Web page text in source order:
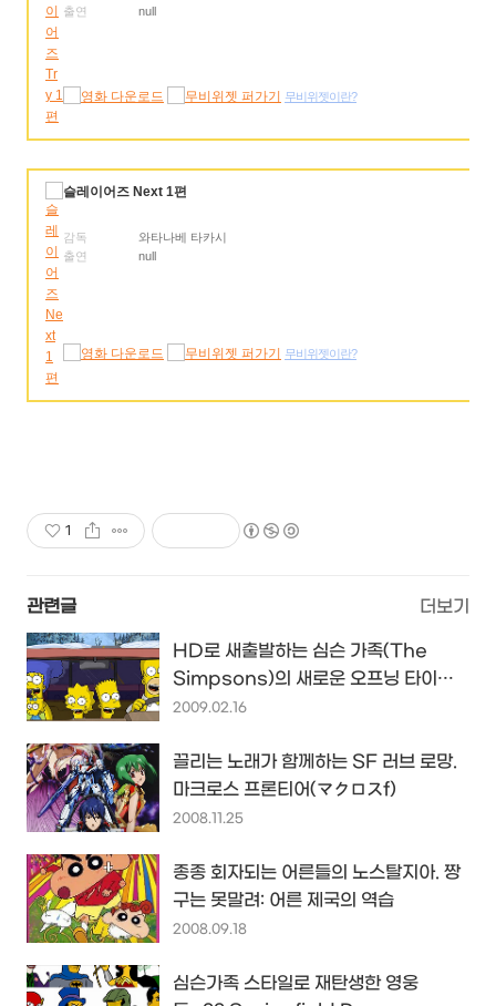
출연
null
무비위젯이란?
슬레이어즈 Next 1편
감독
와타나베 타카시
출연
null
무비위젯이란?
1
관련글 더보기
HD로 새출발하는 심슨 가족(The
Simpsons)의 새로운 오프닝 타이틀
공개...!!
2009.02.16
끌리는 노래가 함께하는 SF 러브 로망.
마크로스 프론티어(マクロスf)
2008.11.25
종종 회자되는 어른들의 노스탈지아. 짱
구는 못말려: 어른 제국의 역습
2008.09.18
심슨가족 스타일로 재탄생한 영웅